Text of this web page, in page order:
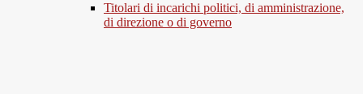
Titolari di incarichi politici, di amministrazione,
di direzione o di governo